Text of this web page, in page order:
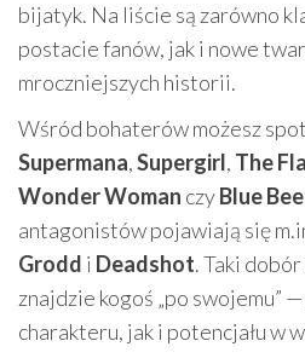
bijatyk. Na liście są zarówno
postacie fanów, jak i nowe
mroczniejszych historii.
Wśród bohaterów możesz
Supermana,Supergirl, The
Wonder Woman czyBlue
antagonistów pojawiają się
Grodd i Deadshot. Taki
znajdzie kogoś „po swojemu”
charakteru, jak i potencjału w